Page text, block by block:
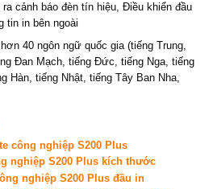
cảnh báo đèn tín hiệu, Điều khiển đầu
tin in bên ngoài
40 ngôn ngữ quốc gia (tiếng Trung,
Đan Mạch, tiếng Đức, tiếng Nga, tiếng
Hàn, tiếng Nhật, tiếng Tây Ban Nha,